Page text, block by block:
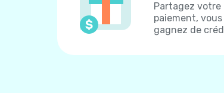
Partagez votre
paiement,
gagnez de